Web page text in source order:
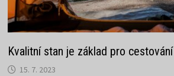
Kvalitní stan je základ pro cestování
15. 7. 2023